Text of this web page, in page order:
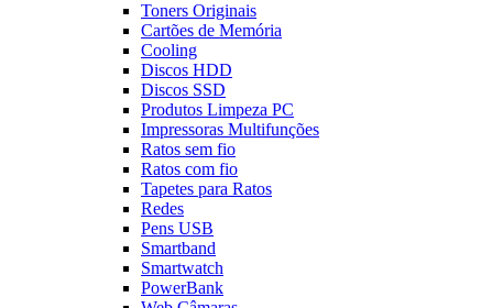
Toners Originais
Cartões de Memória
Cooling
Discos HDD
Discos SSD
Produtos Limpeza PC
Impressoras Multifunções
Ratos sem fio
Ratos com fio
Tapetes para Ratos
Redes
Pens USB
Smartband
Smartwatch
PowerBank